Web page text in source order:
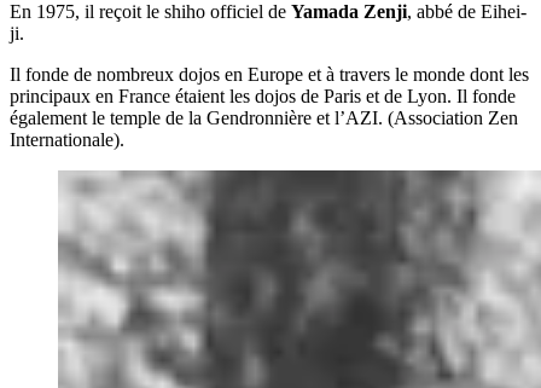
En 1975, il reçoit le shiho officiel de Yamada Zenji, abbé de Eihei-
ji.
Il fonde de nombreux dojos en Europe et à travers le monde dont les
principaux en France étaient les dojos de Paris et de Lyon. Il fonde
également le temple de la Gendronnière et l’AZI. (Association Zen
Internationale).